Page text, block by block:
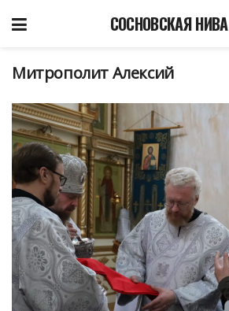
СОСНОВСКАЯ НИВА
Митрополит Алексий